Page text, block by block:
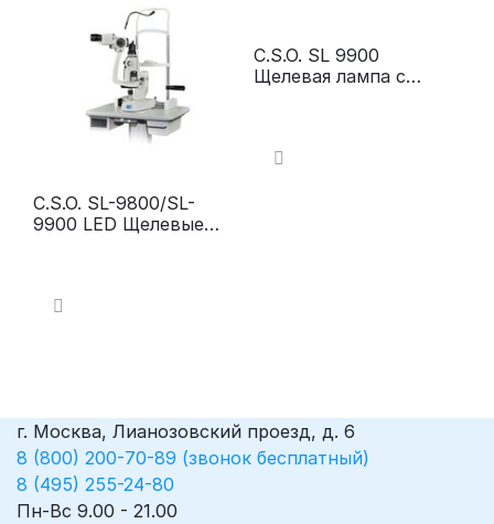
C.S.O. SL-9800/SL-
9900 LED Щелевые
C.S.O. SL 9900
Щелевая лампа с
г. Москва, Лианозовский проезд, д. 6
8 (800) 200-70-89 (звонок бесплатный)
8 (495) 255-24-80
Пн-Вс 9.00 - 21.00